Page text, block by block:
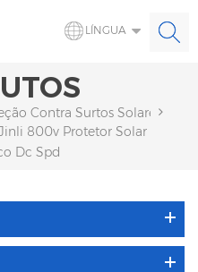
LÍNGUA
Contra Surtos Solares
800v Protetor Solar
Dc Spd